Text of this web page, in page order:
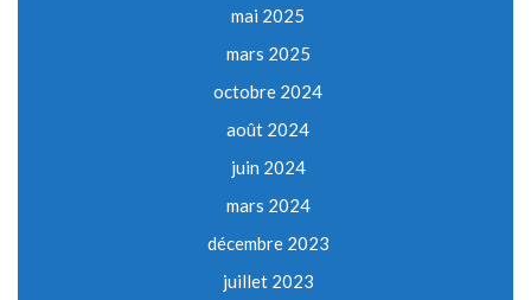
mai 2025
mars 2025
octobre 2024
août 2024
juin 2024
mars 2024
décembre 2023
juillet 2023